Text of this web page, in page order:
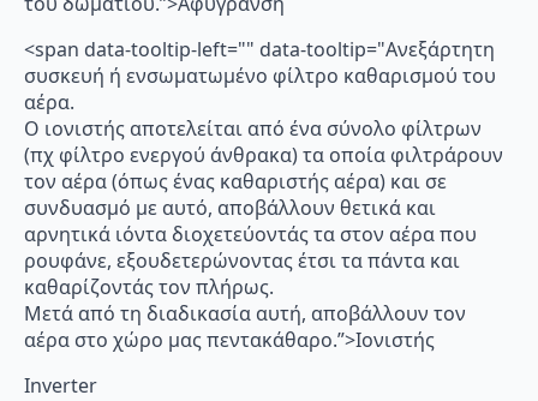
<span data-tooltip-left="" data-tooltip="Ανεξάρτητη
συσκευή ή ενσωματωμένο φίλτρο καθαρισμού του
αέρα.
Ο ιονιστής αποτελείται από ένα σύνολο φίλτρων
(πχ φίλτρο ενεργού άνθρακα) τα οποία φιλτράρουν
τον αέρα (όπως ένας καθαριστής αέρα) και σε
συνδυασμό με αυτό, αποβάλλουν θετικά και
αρνητικά ιόντα διοχετεύοντάς τα στον αέρα που
ρουφάνε, εξουδετερώνοντας έτσι τα πάντα και
καθαρίζοντάς τον πλήρως.
Μετά από τη διαδικασία αυτή, αποβάλλουν τον
αέρα στο χώρο μας πεντακάθαρο.”>Ιονιστής
Inverter